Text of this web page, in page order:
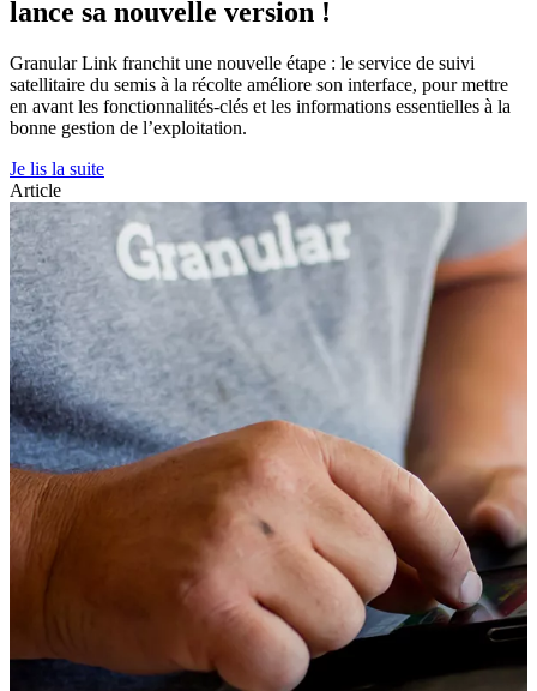
lance sa nouvelle version !
Granular Link franchit une nouvelle étape : le service de suivi
satellitaire du semis à la récolte améliore son interface, pour mettre
en avant les fonctionnalités-clés et les informations essentielles à la
bonne gestion de l’exploitation.
Je lis la suite
Article